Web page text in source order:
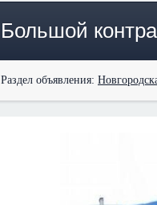
Большой
Раздел объявления: